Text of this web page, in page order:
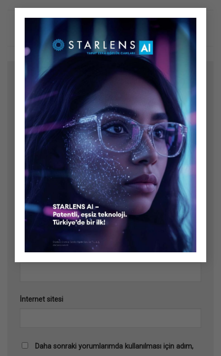
×
Bir yanıt yazın
E-posta adresiniz yayınlanmayacak. Gerekli alanlar
ile işaretlenmişlerdir
Yorum*
Ad*
E-posta*
İnternet sitesi
Daha sonraki yorumlarımda kullanılması için adım,